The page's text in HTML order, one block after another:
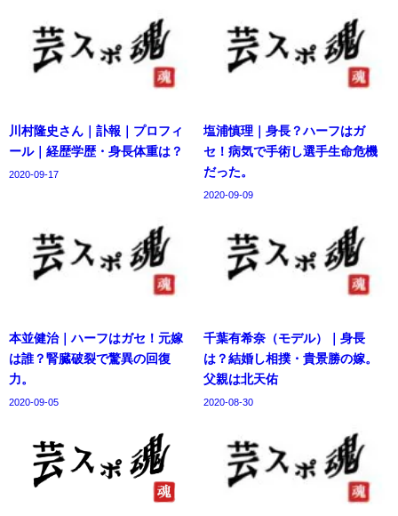
川村隆史さん｜訃報｜プロフィ
ール｜経歴学歴・身長体重は？
2020-09-17
塩浦慎理｜身長？ハーフはガ
セ！病気で手術し選手生命危機
だった。
2020-09-09
本並健治｜ハーフはガセ！元嫁
は誰？腎臓破裂で驚異の回復
力。
2020-09-05
千葉有希奈（モデル）｜身長
は？結婚し相撲・貴景勝の嫁。
父親は北天佑
2020-08-30